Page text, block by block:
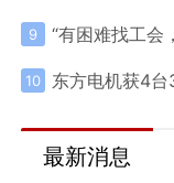
9 “有困难找工会
10 东方电机获4
最新消息